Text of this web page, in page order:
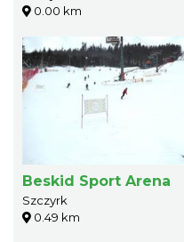
0.00 km
Beskid Sport Arena
Szczyrk
0.49 km